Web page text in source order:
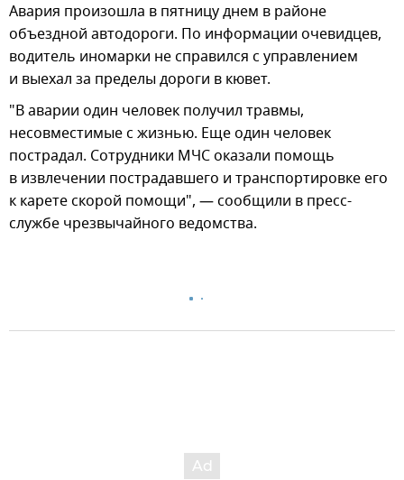
Авария произошла в пятницу днем в районе
объездной автодороги. По информации очевидцев,
водитель иномарки не справился с управлением
и выехал за пределы дороги в кювет.
"В аварии один человек получил травмы,
несовместимые с жизнью. Еще один человек
пострадал. Сотрудники МЧС оказали помощь
в извлечении пострадавшего и транспортировке его
к карете скорой помощи", — сообщили в пресс-
службе чрезвычайного ведомства.